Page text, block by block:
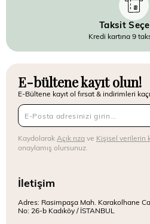
Taksit
Kredi kartına 9
E-bültene kayıt olun!
E-Bültene kayıt ol fırsat & indirimleri
Kaydolarak Açık rızave Kişisel verilerin
onaylamış olursunuz.
İletişim
Adres: Rasimpaşa Mah. Karakolhane
No: 26-b Kadıköy / İSTANBUL